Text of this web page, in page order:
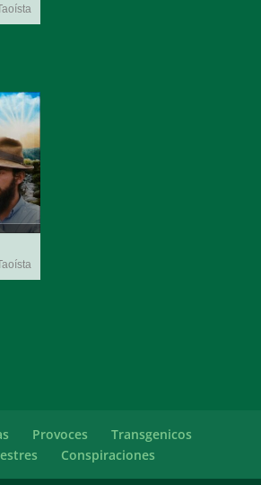
Provoces
Transgenicos
Conspiraciones